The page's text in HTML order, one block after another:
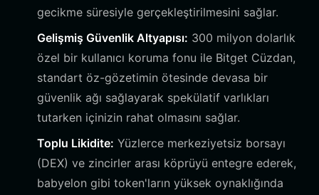
gecikme süresiyle gerçekleştirilmesini sağlar.
Gelişmiş Güvenlik Altyapısı: 300 milyon dolarlık
özel bir kullanıcı koruma fonu ile Bitget Cüzdan,
standart öz-gözetimin ötesinde devasa bir
güvenlik ağı sağlayarak spekülatif varlıkları
tutarken içinizin rahat olmasını sağlar.
Toplu Likidite: Yüzlerce merkeziyetsiz borsayı
(DEX) ve zincirler arası köprüyü entegre ederek,
babyelon gibi token'ların yüksek oynaklığında